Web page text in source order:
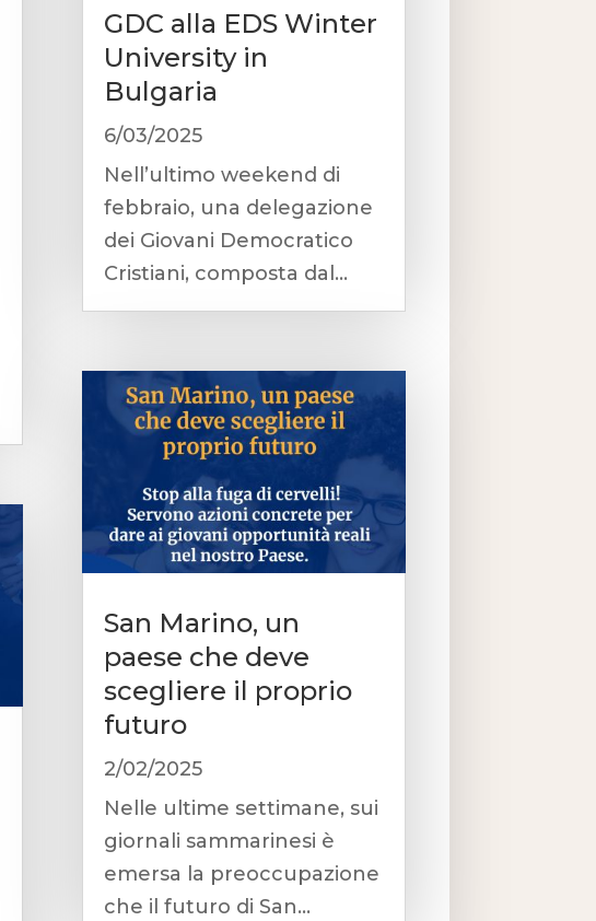
GDC alla EDS Winter
University in
Bulgaria
6/03/2025
Nell’ultimo weekend di
febbraio, una delegazione
dei Giovani Democratico
Cristiani, composta dal...
San Marino, un
paese che deve
scegliere il proprio
futuro
2/02/2025
Nelle ultime settimane, sui
giornali sammarinesi è
emersa la preoccupazione
che il futuro di San...